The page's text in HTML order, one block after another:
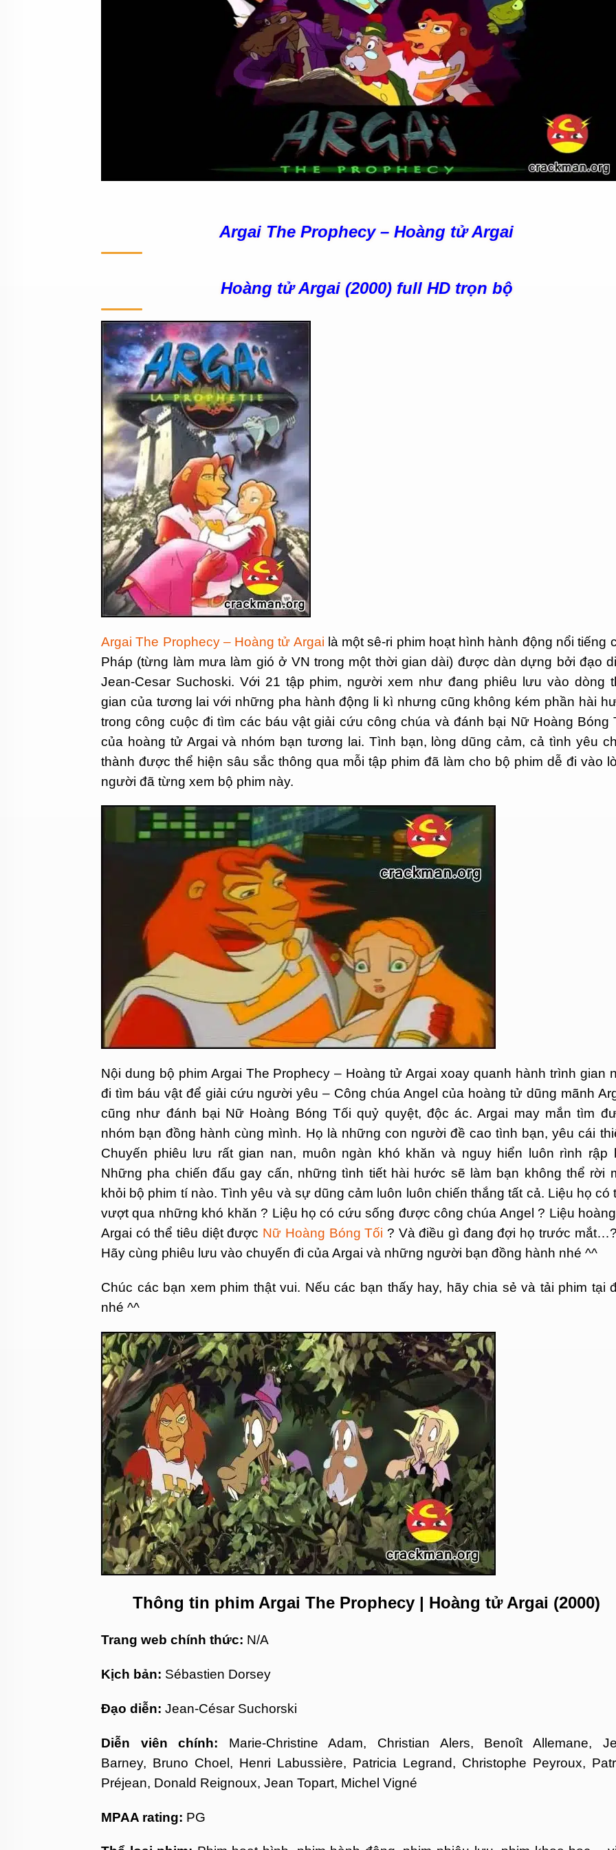
Argai The Prophecy – Hoàng tử Argai
Hoàng tử Argai (2000) full HD trọn bộ
Argai The Prophecy – Hoàng tử Argai là một sê-ri phim hoạt hình hành động nổi tiếng
Pháp (từng làm mưa làm gió ở VN trong một thời gian dài) được dàn dựng bởi đạo
Jean-Cesar Suchoski. Với 21 tập phim, người xem như đang phiêu lưu vào dòng
gian của tương lai với những pha hành động li kì nhưng cũng không kém phần hài
trong công cuộc đi tìm các báu vật giải cứu công chúa và đánh bại Nữ Hoàng Bóng
của hoàng tử Argai và nhóm bạn tương lai. Tình bạn, lòng dũng cảm, cả tình yêu
thành được thể hiện sâu sắc thông qua mỗi tập phim đã làm cho bộ phim dễ đi vào
người đã từng xem bộ phim này.
Nội dung bộ phim Argai The Prophecy – Hoàng tử Argai xoay quanh hành trình gian
đi tìm báu vật để giải cứu người yêu – Công chúa Angel của hoàng tử dũng mãnh
cũng như đánh bại Nữ Hoàng Bóng Tối quỷ quyệt, độc ác. Argai may mắn tìm
nhóm bạn đồng hành cùng mình. Họ là những con người đề cao tình bạn, yêu cái
Chuyến phiêu lưu rất gian nan, muôn ngàn khó khăn và nguy hiển luôn rình rập
Những pha chiến đấu gay cấn, những tình tiết hài hước sẽ làm bạn không thể rời
khỏi bộ phim tí nào. Tình yêu và sự dũng cảm luôn luôn chiến thắng tất cả. Liệu họ có
vượt qua những khó khăn ? Liệu họ có cứu sống được công chúa Angel ? Liệu
Argai có thể tiêu diệt được Nữ Hoàng Bóng Tối ? Và điều gì đang đợi họ trước
Hãy cùng phiêu lưu vào chuyến đi của Argai và những người bạn đồng hành nhé ^^
Chúc các bạn xem phim thật vui. Nếu các bạn thấy hay, hãy chia sẻ và tải phim tại
nhé ^^
Thông tin phim Argai The Prophecy | Hoàng tử Argai (2000)
Trang web chính thức: N/A
Kịch bản: Sébastien Dorsey
Đạo diễn: Jean-César Suchorski
Diễn viên chính:
Marie-Christine Adam, Christian Alers, Benoît Allemane,
Barney, Bruno Choel, Henri Labussière, Patricia Legrand, Christophe Peyroux,
Préjean, Donald Reignoux, Jean Topart, Michel Vigné
MPAA rating: PG